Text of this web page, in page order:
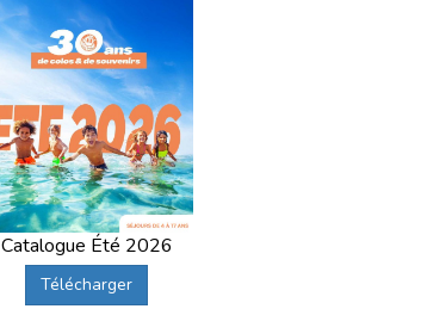
Catalogue Été 2026
Télécharger